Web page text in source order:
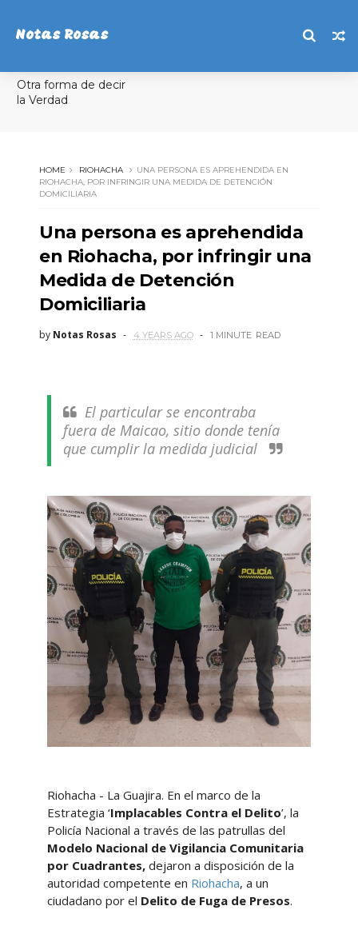
Notas Rosas
Otra forma de decir
la Verdad
HOME RIOHACHA
UNA PERSONA ES APREHENDIDA EN
RIOHACHA, POR INFRINGIR UNA MEDIDA DE DETENCIÓN
DOMICILIARIA
Una persona es aprehendida
en Riohacha, por infringir una
Medida de Detención
Domiciliaria
by Notas Rosas 4 YEARS AGO 1 MINUTE READ
El particular se encontraba
fuera de Maicao, sitio donde tenía
que cumplir la medida judicial
Riohacha - La Guajira. En el marco de la
Estrategia ‘Implacables Contra el Delito’, la
Policía Nacional a través de las patrullas del
Modelo Nacional de Vigilancia Comunitaria
por Cuadrantes, dejaron a disposición de la
autoridad competente en Riohacha, a un
ciudadano por el Delito de Fuga de Presos.